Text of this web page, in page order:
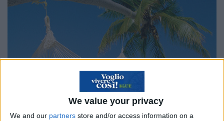
We value your privacy
We and our partners store and/or access information on a